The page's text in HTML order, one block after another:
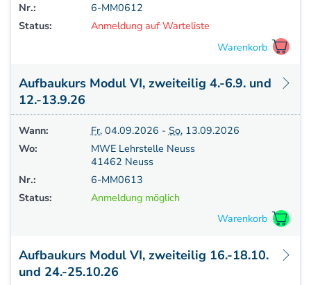
Refresherkurse Manuelle Medizin
Kinesio-Sport-Taping
PNE - Pain Neuroscience Education
Fortbildung - Osteopathie
Grundprogramm
Einführung
Counterstrain I
Muskel-Energie
Craniale Osteopathie I
Viszerale Ostepathie I
BLT/LAS
Aufbauprogramm
Nr.:
6-MM0612
Status:
Anmeldung auf Warteliste
Aufbaukurs Modul VI, zweiteilig 4.-6.9. und
12.-13.9.26
Wann: Fr.04.09.2026 - So.13.09.2026
Wo:
MWE Lehrstelle Neuss
41462 Neuss
Nr.:
6-MM0613
Status:
Anmeldung möglich
Aufbaukurs Modul VI, zweiteilig 16.-18.10.
und 24.-25.10.26